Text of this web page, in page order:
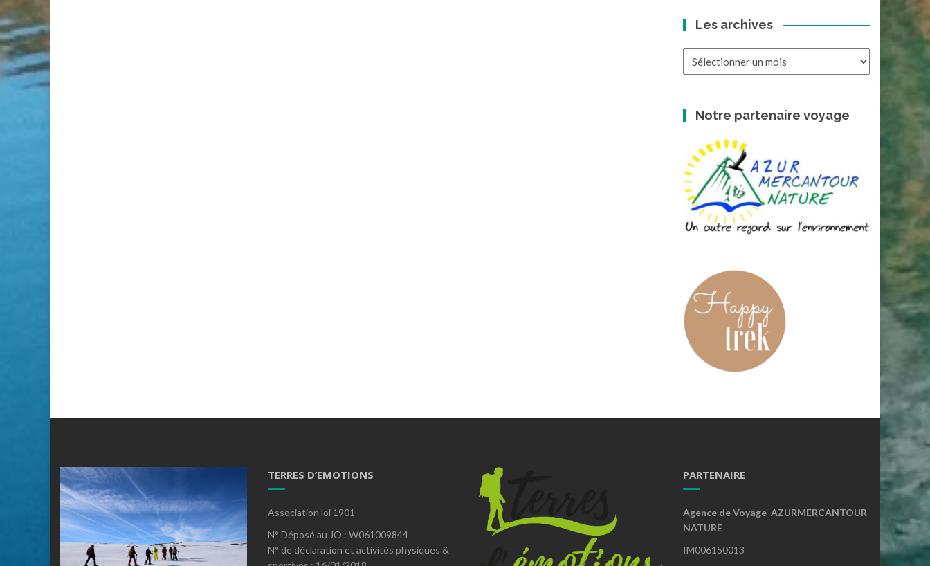
Les archives
Notre partenaire voyage
TERRES D’EMOTIONS
Association loi 1901
N° Déposé au JO : W061009844
N° de déclaration et activités physiques &
PARTENAIRE
Agence de Voyage AZURMERCANTOUR
NATURE
IM006150013